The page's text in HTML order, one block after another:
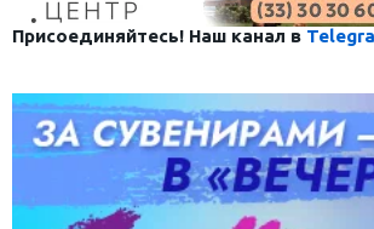
Присоединяйтесь! Наш канал в